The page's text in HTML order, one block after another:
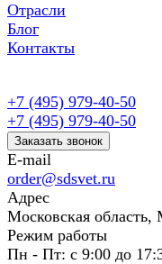
Отрасли
Блог
Контакты
+7 (495) 979-40-50
+7 (495) 979-40-50
Заказать звонок
E-mail
order@sdsvet.ru
Адрес
Московская
Режим работы
Пн - Пт: с 9:00 до